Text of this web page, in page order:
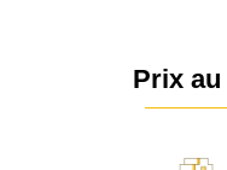
Prix au